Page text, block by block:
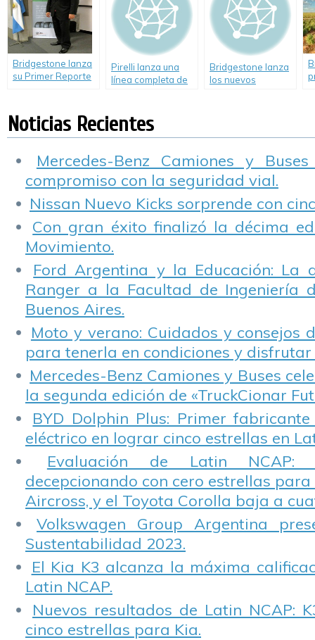
economía y
respeto al medio-
ambiente.
Bridgestone lanza
su Primer Reporte
Social Empresaria
Pirelli lanza una
línea completa de
Bridgestone lanza
los nuevos
Noticias Recientes
Mercedes-Benz Camiones y
compromiso con la seguridad vial.
Nissan Nuevo Kicks sorprende con
Con gran éxito finalizó la décima
Movimiento.
Ford Argentina y la Educación: La
Ranger a la Facultad de Ingeniería
Buenos Aires.
Moto y verano: Cuidados y consejos
para tenerla en condiciones y disfrutar
Mercedes-Benz Camiones y Buses
la segunda edición de «TruckCionar
BYD Dolphin Plus: Primer
eléctrico en lograr cinco estrellas en
Evaluación de Latin NCAP:
decepcionando con cero estrellas para
Aircross, y el Toyota Corolla baja a
Volkswagen Group Argentina
Sustentabilidad 2023.
El Kia K3 alcanza la máxima
Latin NCAP.
Nuevos resultados de Latin NCAP:
cinco estrellas para Kia.